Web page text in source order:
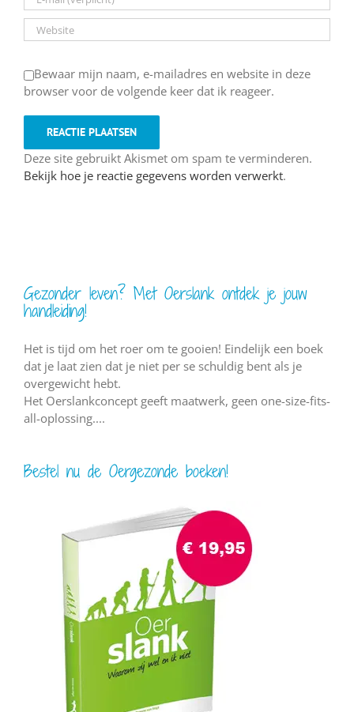
Bewaar mijn naam, e-mailadres en website in deze
browser voor de volgende keer dat ik reageer.
Deze site gebruikt Akismet om spam te verminderen.
Bekijk hoe je reactie gegevens worden verwerkt.
Gezonder leven? Met Oerslank ontdek je jouw
handleiding!
Het is tijd om het roer om te gooien! Eindelijk een boek
dat je laat zien dat je niet per se schuldig bent als je
overgewicht hebt.
Het Oerslankconcept geeft maatwerk, geen one-size-fits-
all-oplossing....
Bestel nu de Oergezonde boeken!